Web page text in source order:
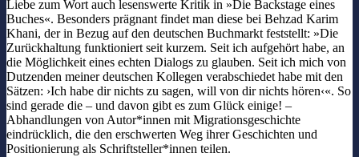
Liebe zum Wort auch lesenswerte Kritik in »Die Backstage eines
Buches«. Besonders prägnant findet man diese bei Behzad Karim
Khani, der in Bezug auf den deutschen Buchmarkt feststellt: »Die
Zurückhaltung funktioniert seit kurzem. Seit ich aufgehört habe, an
die Möglichkeit eines echten Dialogs zu glauben. Seit ich mich von
Dutzenden meiner deutschen Kollegen verabschiedet habe mit den
Sätzen: ›Ich habe dir nichts zu sagen, will von dir nichts hören‹«. So
sind gerade die – und davon gibt es zum Glück einige! –
Abhandlungen von Autor*innen mit Migrationsgeschichte
eindrücklich, die den erschwerten Weg ihrer Geschichten und
Positionierung als Schriftsteller*innen teilen.